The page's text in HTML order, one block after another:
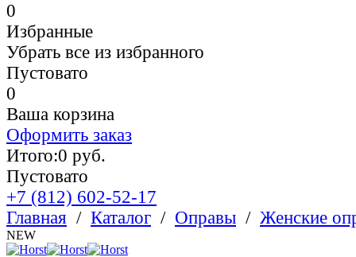
0
Избранные
Убрать все из избранного
Пустовато
0
Ваша корзина
Оформить заказ
Итого:0 руб.
Пустовато
+7 (812) 602-52-17
Главная / Каталог / Оправы / Женские
NEW